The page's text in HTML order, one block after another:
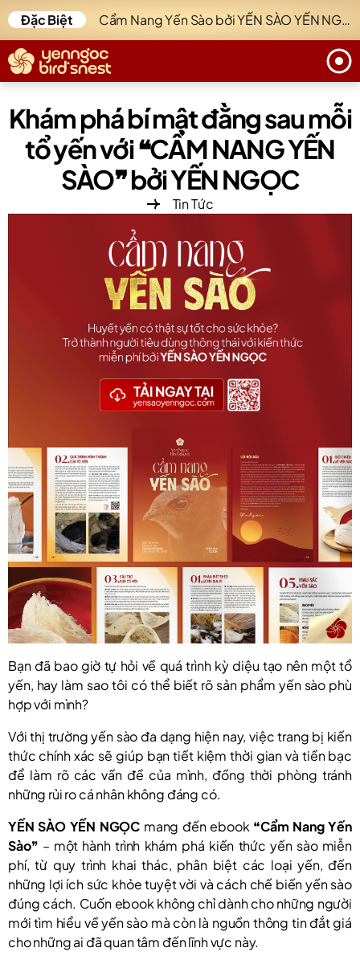
Đặc Biệt Cẩm Nang Yến Sào bởi YẾN SÀO YẾN NGỌC.
Khám phá bí mật đằng sau mỗi
tổ yến với ❝CẨM NANG YẾN
SÀO❞ bởi YẾN NGỌC
Tin Tức
Bạn đã bao giờ tự hỏi về quá trình kỳ diệu tạo nên một tổ
yến, hay làm sao tôi có thể biết rõ sản phẩm yến sào phù
hợp với mình?
Với thị trường yến sào đa dạng hiện nay, việc trang bị kiến
thức chính xác sẽ giúp bạn tiết kiệm thời gian và tiền bạc
để làm rõ các vấn đề của mình, đồng thời phòng tránh
những rủi ro cá nhân không đáng có.
YẾN SÀO YẾN NGỌC mang đến ebook ❝Cẩm Nang Yến
Sào❞ – một hành trình khám phá kiến thức yến sào miễn
phí, từ quy trình khai thác, phân biệt các loại yến, đến
những lợi ích sức khỏe tuyệt vời và cách chế biến yến sào
đúng cách. Cuốn ebook không chỉ dành cho những người
mới tìm hiểu về yến sào mà còn là nguồn thông tin đắt giá
cho những ai đã quan tâm đến lĩnh vực này.